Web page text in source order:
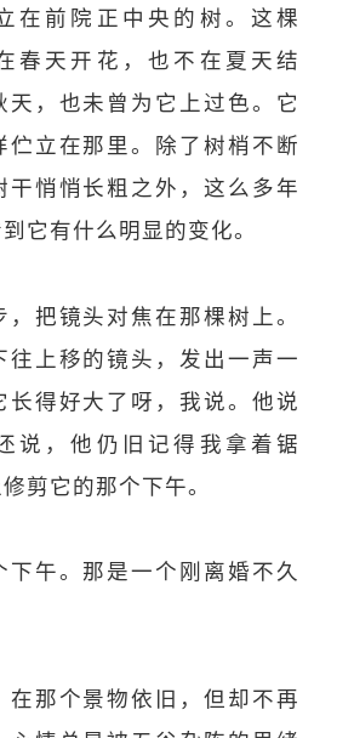
在前院正中央的树。这棵
春天开花，也不在夏天结
天，也未曾为它上过色。它
伫立在那里。除了树梢不断
干悄悄长粗之外，这么多年
它有什么明显的变化。
把镜头对焦在那棵树上。
往上移的镜头，发出一声一
长得好大了呀，我说。他说
说，他仍旧记得我拿着锯
剪它的那个下午。
下午。那是一个刚离婚不久
在那个景物依旧，但却不再